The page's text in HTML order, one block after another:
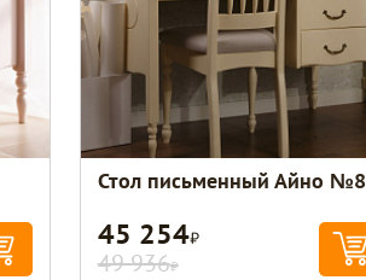
Стол письменный Айно №8
45 254Р
49 936Р